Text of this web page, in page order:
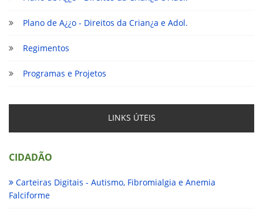
Plano de A¿¿o - Direitos da Crian¿a e Adol.
Regimentos
Programas e Projetos
LINKS ÚTEIS
CIDADÃO
Carteiras Digitais - Autismo, Fibromialgia e Anemia
Falciforme